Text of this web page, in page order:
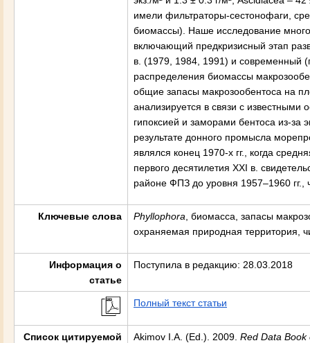
имели фильтраторы-сестонофаги,
биомассы). Наше исследование
включающий предкризисный этап
в. (1979, 1984, 1991) и современный
распределения биомассы
общие запасы макрозообентоса на
анализируется в связи с
гипоксией и заморами бентоса из-за
результате донного промысла
являлся конец 1970-х гг., когда
первого десятилетия XXI в.
районе ФПЗ до уровня 1957–1960 гг.,
Ключевые слова Phyllophora , биомасса, запасы
охраняемая природная территория,
Информация о
статье
Поступила в редакцию: 28.03.2018
Полный текст статьи
Список цитируемой
Akimov I.A. (Ed.). 2009. Red Data Book